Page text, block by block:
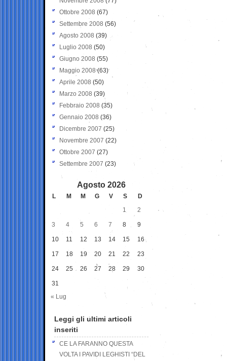
Ottobre 2008 (67)
Settembre 2008 (56)
Agosto 2008 (39)
Luglio 2008 (50)
Giugno 2008 (55)
Maggio 2008(63)
Aprile 2008 (50)
Marzo 2008 (39)
Febbraio 2008 (35)
Gennaio 2008 (36)
Dicembre 2007 (25)
Novembre 2007 (22)
Ottobre 2007 (27)
Settembre 2007 (23)
Agosto 2026
L M M G V S
D
1
2
3 4 5 6 7 8 9
10 11 12 13 14 15 16
17 18 19 20 21 22 23
24 25 26 27 28 29 30
31
« Lug
Leggi gli ultimi articoli
inseriti
CE LA FARANNO QUESTA
VOLTA I PAVIDI LEGHISTI “DEL